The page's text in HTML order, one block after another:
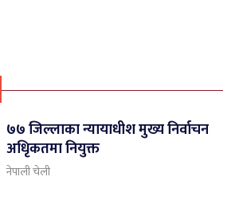
७७ जिल्लाका न्यायाधीश मुख्य निर्वाचन
अधिृकतमा नियुक्त
नेपाली चेली